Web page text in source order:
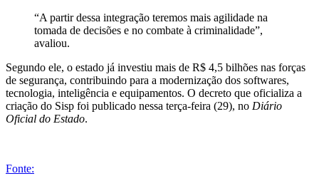
“A partir dessa integração teremos mais agilidade na
tomada de decisões e no combate à criminalidade”,
avaliou.
Segundo ele, o estado já investiu mais de R$ 4,5 bilhões nas forças
de segurança, contribuindo para a modernização dos softwares,
tecnologia, inteligência e equipamentos. O decreto que oficializa a
criação do Sisp foi publicado nessa terça-feira (29), no Diário
Oficial do Estado.
Fonte: